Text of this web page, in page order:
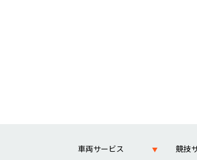
車両サービス
競技